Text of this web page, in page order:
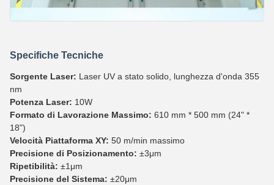
Specifiche Tecniche
Sorgente Laser: Laser UV a stato solido, lunghezza d'onda 355
nm
Potenza Laser: 10W
Formato di Lavorazione Massimo: 610 mm * 500 mm (24" *
18")
Velocità Piattaforma XY: 50 m/min massimo
Precisione di Posizionamento: ±3μm
Ripetibilità: ±1μm
Precisione del Sistema: ±20μm